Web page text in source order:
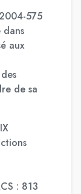
575
aux
de sa
: 813